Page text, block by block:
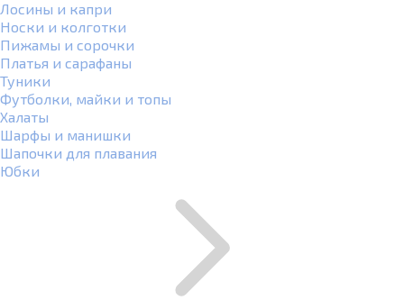
Лосины и капри
Носки и колготки
Пижамы и сорочки
Платья и сарафаны
Туники
Футболки, майки и топы
Халаты
Шарфы и манишки
Шапочки для плавания
Юбки